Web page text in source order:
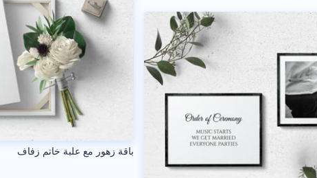
باقة زهور مع علبة خاتم زفاف